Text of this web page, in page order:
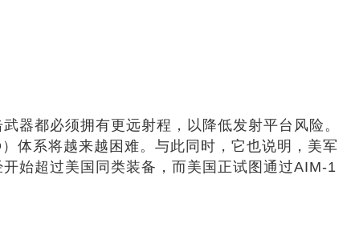
器都必须拥有更远射程，以降低发射平台风险。
体系将越来越困难。与此同时，它也说明，美军
始超过美国同类装备，而美国正试图通过AIM-1